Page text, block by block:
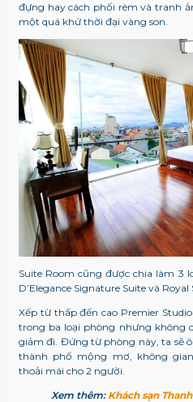
đựng hay cách phối rèm và tranh
một quá khứ thời đại vàng son.
Suite Room cũng được chia làm 3
D’Elegance Signature Suite và Royal
Xếp từ thấp đến cao Premier
trong ba loại phòng nhưng không
giảm đi. Đứng từ phòng này, ta sẽ
thành phố mộng mơ, không
thoải mái cho 2 người.
Xem thêm:Khách sạn